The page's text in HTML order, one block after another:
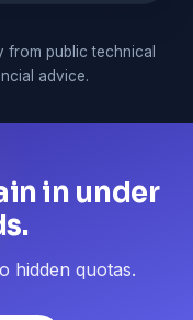
from public technical
advice.
in under
hidden quotas.